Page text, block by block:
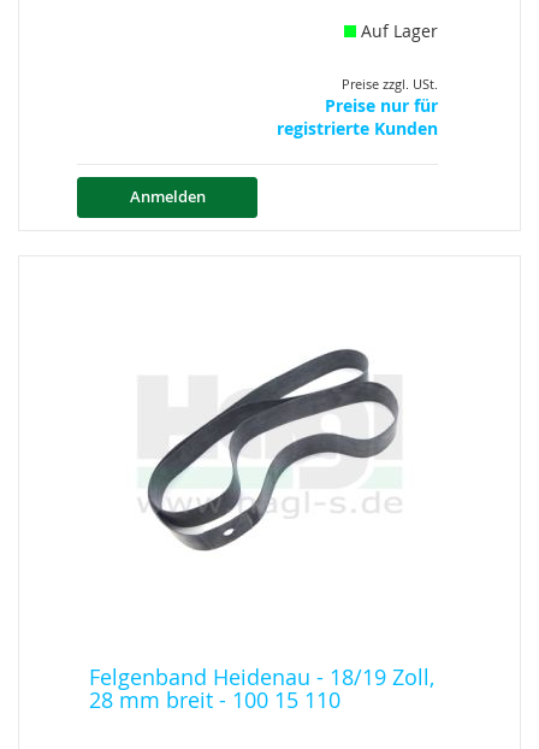
Auf Lager
Preise zzgl. USt.
Preise nur für
registrierte Kunden
Anmelden
Felgenband Heidenau - 18/19 Zoll,
28 mm breit - 100 15 110